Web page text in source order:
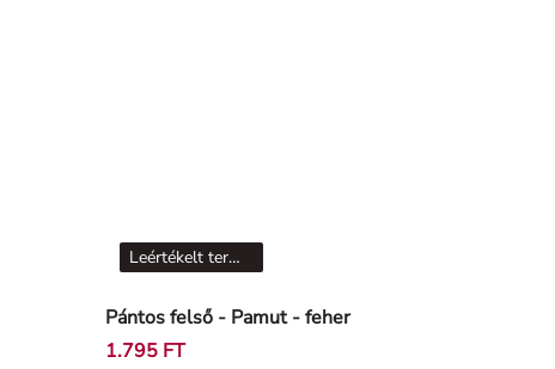
Pántos felső - Pamut - feher
Leértékelt termékek
1.795 FT